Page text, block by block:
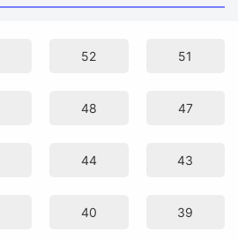
52 51
48 47
44 43
40 39